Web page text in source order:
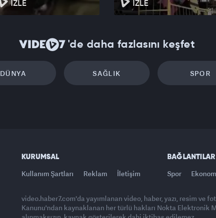
İZLE İZLE
'de daha fazlasını keşfet
DÜNYA SAĞLIK SPOR
KURUMSAL
Kullanım Şartları Reklam İletişim
BAĞLANTILAR
Spor
video.haber7.com'da yayımlanan video, haber, yazı, resim ve
Kanunu'ndan kaynaklanan her türlü hakları Nokta Elektronik